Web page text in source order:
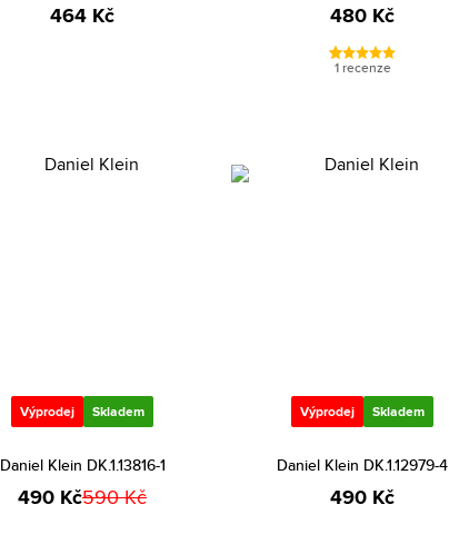
464 Kč 480 Kč
1 recenze
Výprodej Skladem
Daniel Klein DK.1.13816-1
490 Kč590 Kč
Výprodej Skladem
Daniel Klein DK.1.12979-4
490 Kč